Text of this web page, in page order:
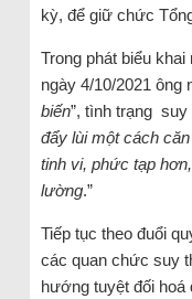
kỳ, để giữ chức
Trong phát biểu
ngày 4/10/2021 ông
biến”, tình trạng suy
đẩy lùi một cách
tinh vi, phức tạp
lường.”
Tiếp tục theo đuổi
các quan chức suy
hướng tuyệt đối